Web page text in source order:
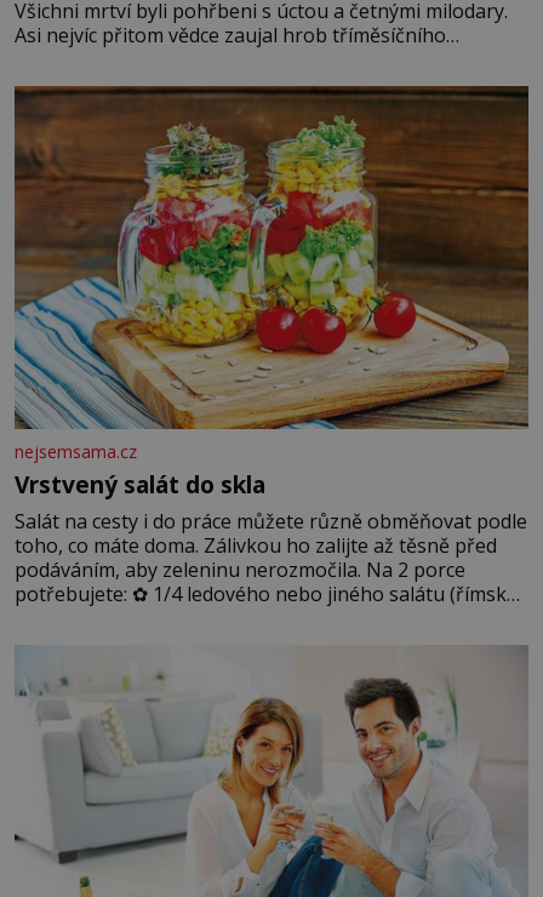
Všichni mrtví byli pohřbeni s úctou a četnými milodary.
Asi nejvíc přitom vědce zaujal hrob tříměsíčního
blonďaté vlásky. Fakt, že jsou těla dávných lidí nesmírně
dobře zachovalá, přičítají odborníci zdejším klimatickým
podmínkám. Sucho, prosolené písky a extrémně
nejsemsama.cz
Vrstvený salát do skla
Salát na cesty i do práce můžete různě obměňovat podle
toho, co máte doma. Zálivkou ho zalijte až těsně před
podáváním, aby zeleninu nerozmočila. Na 2 porce
potřebujete: ✿ 1/4 ledového nebo jiného salátu (římský
okurky ✿ 2 rajčata Zálivka: ✿ 4 lžíce olivového oleje ✿ 1
lžíci citronové šťávy ✿ ½ stroužku